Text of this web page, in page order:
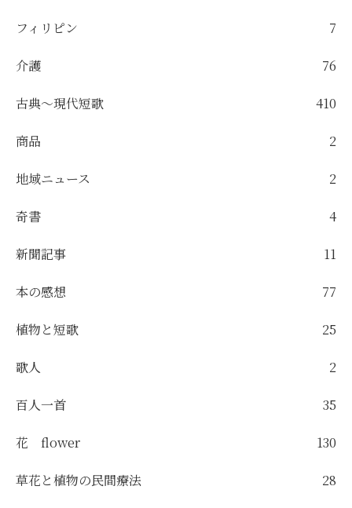
フィリピン 7
介護 76
古典～現代短歌 410
商品 2
地域ニュース 2
奇書 4
新聞記事 11
本の感想 77
植物と短歌 25
歌人 2
百人一首 35
花 flower 130
草花と植物の民間療法 28